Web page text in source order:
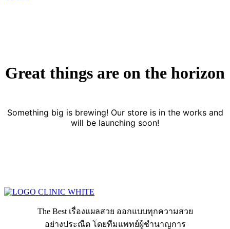
Great things are on the horizon
Something big is brewing! Our store is in the works and
will be launching soon!
The Best เรื่องแผลสวย ออกแบบทุกความสวย
อย่างประณีต โดยทีมแพทย์ผู้ชำนาญการ